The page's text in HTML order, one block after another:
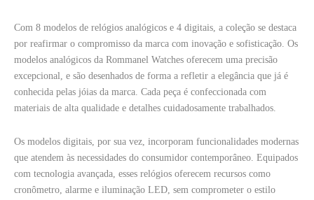
Com 8 modelos de relógios analógicos e 4 digitais, a coleção se destaca
por reafirmar o compromisso da marca com inovação e sofisticação. Os
modelos analógicos da Rommanel Watches oferecem uma precisão
excepcional, e são desenhados de forma a refletir a elegância que já é
conhecida pelas jóias da marca. Cada peça é confeccionada com
materiais de alta qualidade e detalhes cuidadosamente trabalhados.
Os modelos digitais, por sua vez, incorporam funcionalidades modernas
que atendem às necessidades do consumidor contemporâneo. Equipados
com tecnologia avançada, esses relógios oferecem recursos como
cronômetro, alarme e iluminação LED, sem comprometer o estilo